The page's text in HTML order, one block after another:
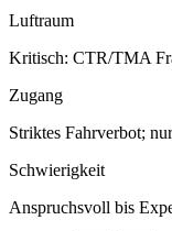
Luftraum
Kritisch: CTR/TMA
Zugang
Striktes Fahrverbot;
Schwierigkeit
Anspruchsvoll bis